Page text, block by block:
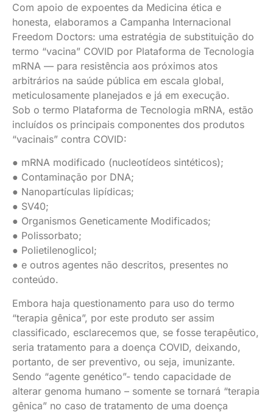
Com apoio de expoentes da Medicina ética e
honesta, elaboramos a Campanha Internacional
Freedom Doctors: uma estratégia de substituição do
termo “vacina” COVID por Plataforma de Tecnologia
mRNA — para resistência aos próximos atos
arbitrários na saúde pública em escala global,
meticulosamente planejados e já em execução.
Sob o termo Plataforma de Tecnologia mRNA, estão
incluídos os principais componentes dos produtos
“vacinais” contra COVID:
● mRNA modificado (nucleotídeos sintéticos);
● Contaminação por DNA;
● Nanopartículas lipídicas;
● SV40;
● Organismos Geneticamente Modificados;
● Polissorbato;
● Polietilenoglicol;
● e outros agentes não descritos, presentes no
conteúdo.
Embora haja questionamento para uso do termo
“terapia gênica”, por este produto ser assim
classificado, esclarecemos que, se fosse terapêutico,
seria tratamento para a doença COVID, deixando,
portanto, de ser preventivo, ou seja, imunizante.
Sendo “agente genético”- tendo capacidade de
alterar genoma humano – somente se tornará “terapia
gênica” no caso de tratamento de uma doença